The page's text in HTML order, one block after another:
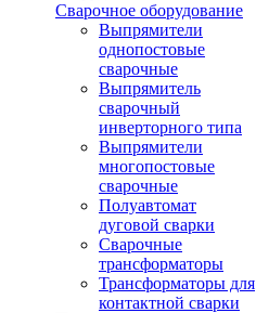
Сварочное оборудование
Выпрямители
однопостовые
сварочные
Выпрямитель
сварочный
инверторного типа
Выпрямители
многопостовые
сварочные
Полуавтомат
дуговой сварки
Сварочные
трансформаторы
Трансформаторы для
контактной сварки